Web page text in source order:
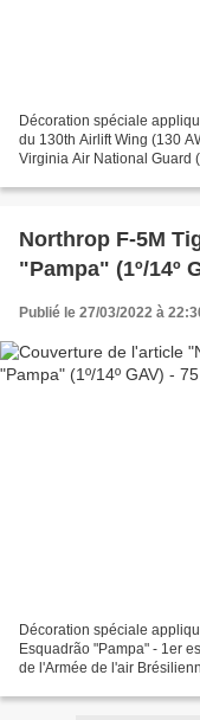
Décoration spéciale
du 130th Airlift Wing (130
Virginia Air National Guard
Northrop F-5M
"Pampa" (1º/14º
Publié le 27/03/2022 à
Décoration spéciale
Esquadrão "Pampa" - 1er
de l'Armée de l'air